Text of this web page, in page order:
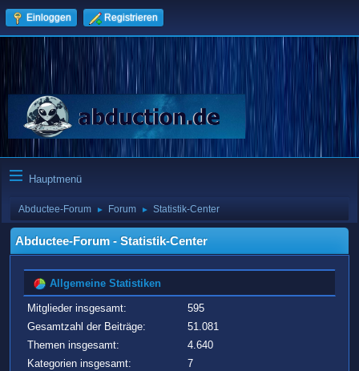
Einloggen Registrieren
Hauptmenü
Abductee-Forum ► Forum ► Statistik-Center
Abductee-Forum - Statistik-Center
Allgemeine Statistiken
Mitglieder insgesamt:
595
Gesamtzahl der Beiträge:
51.081
Themen insgesamt:
4.640
Kategorien insgesamt:
7